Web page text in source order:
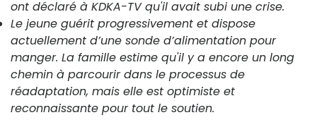
ont déclaré à KDKA-TV qu'il avait subi une crise.
Le jeune guérit progressivement et dispose
actuellement d’une sonde d’alimentation pour
manger. La famille estime qu'il y a encore un long
chemin à parcourir dans le processus de
réadaptation, mais elle est optimiste et
reconnaissante pour tout le soutien.